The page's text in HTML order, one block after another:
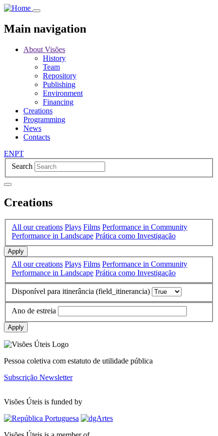
Skip
main
content
Main navigation
About Visões
History
Team
Repository
Publishing
Environment
Financing
Creations
Programming
News
Contacts
ENPT
Search
Creations
All our creations Plays Films Performance in Community
Performance in Landscape Prática como Investigação
Apply
All our creations Plays Films Performance in Community
Performance in Landscape Prática como Investigação
Disponível para itinerância (field_itinerancia)
Ano de estreia
Apply
Pessoa coletiva com estatuto de utilidade pública
Subscrição Newsletter
Visões Úteis is funded by